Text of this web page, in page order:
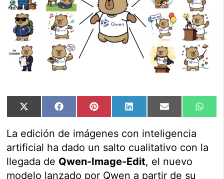
Compartir
en
X
Compartir
en
FacebookCompartir
en
PinterestCompartir
en
LinkedInCompartir
en
Email
en
La edición de imágenes con inteligencia
artificial ha dado un salto cualitativo con la
llegada de Qwen-Image-Edit, el nuevo
modelo lanzado por Qwen a partir de su